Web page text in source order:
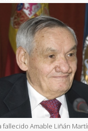
fallecido Amable Liñán